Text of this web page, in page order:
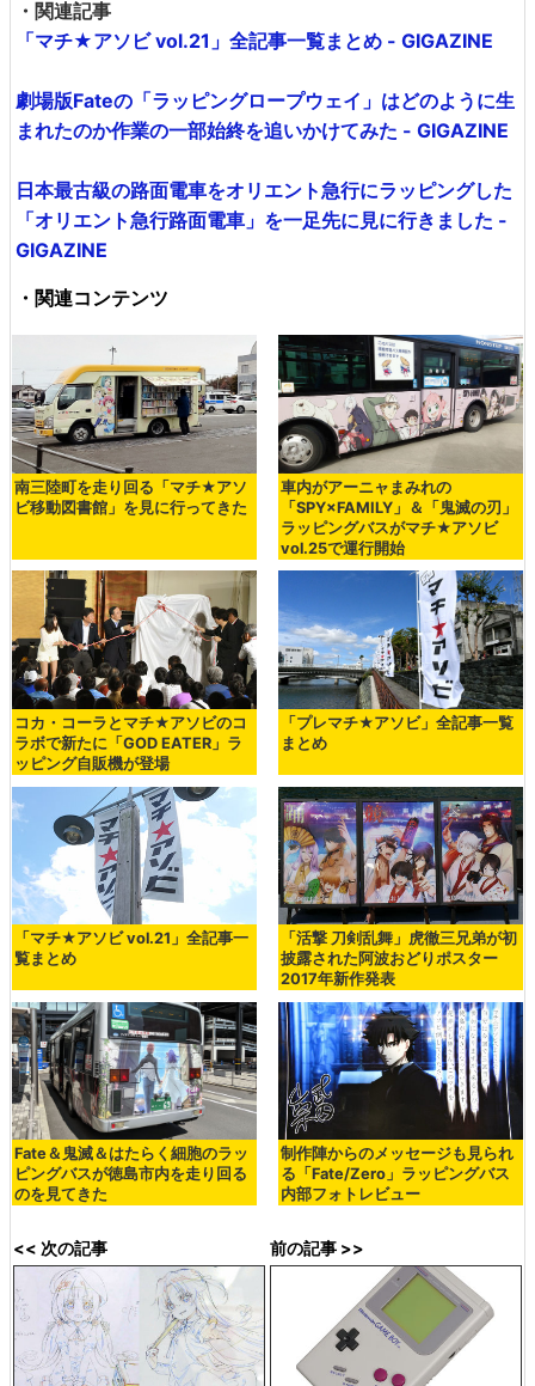
・関連記事
「マチ★アソビ vol.21」全記事一覧まとめ - GIGAZINE
劇場版Fateの「ラッピングロープウェイ」はどのように生
まれたのか作業の一部始終を追いかけてみた - GIGAZINE
日本最古級の路面電車をオリエント急行にラッピングした
「オリエント急行路面電車」を一足先に見に行きました -
GIGAZINE
・関連コンテンツ
南三陸町を走り回る「マチ★アソ
ビ移動図書館」を見に行ってきた
車内がアーニャまみれの
「SPY×FAMILY」＆「鬼滅の刃」
ラッピングバスがマチ★アソビ
vol.25で運行開始
コカ・コーラとマチ★アソビのコ
ラボで新たに「GOD EATER」ラ
ッピング自販機が登場
「プレマチ★アソビ」全記事一覧
まとめ
「マチ★アソビ vol.21」全記事一
覧まとめ
「活撃 刀剣乱舞」虎徹三兄弟が初
披露された阿波おどりポスター
2017年新作発表
Fate＆鬼滅＆はたらく細胞のラッ
ピングバスが徳島市内を走り回る
のを見てきた
制作陣からのメッセージも見られ
る「Fate/Zero」ラッピングバス
内部フォトレビュー
<< 次の記事 前の記事 >>